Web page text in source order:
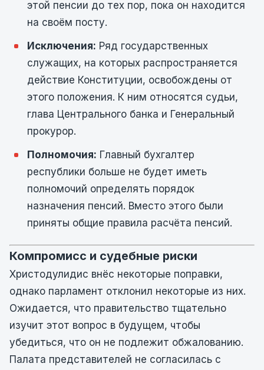
этой пенсии до тех пор, пока он находится
на своём посту.
Исключения: Ряд государственных
служащих, на которых распространяется
действие Конституции, освобождены от
этого положения. К ним относятся судьи,
глава Центрального банка и Генеральный
прокурор.
Полномочия: Главный бухгалтер
республики больше не будет иметь
полномочий определять порядок
назначения пенсий. Вместо этого были
приняты общие правила расчёта пенсий.
Компромисс и судебные риски
Христодулидис внёс некоторые поправки,
однако парламент отклонил некоторые из них.
Ожидается, что правительство тщательно
изучит этот вопрос в будущем, чтобы
убедиться, что он не подлежит обжалованию.
Палата представителей не согласилась с